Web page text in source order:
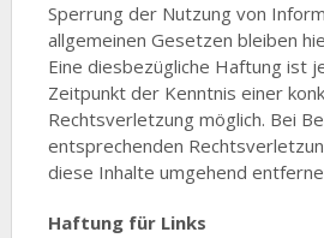
Sperrung der Nutzung von
allgemeinen Gesetzen bleiben
Eine diesbezügliche Haftung ist
Zeitpunkt der Kenntnis einer
Rechtsverletzung möglich. Bei
entsprechenden
diese Inhalte umgehend
Haftung für Links